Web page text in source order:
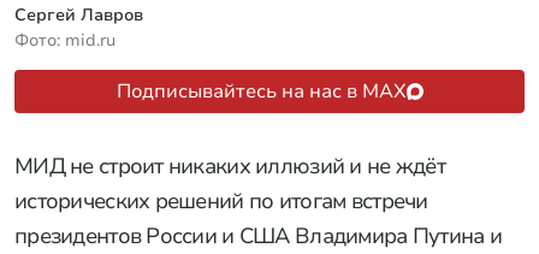
Сергей Лавров
Фото: mid.ru
Подписывайтесь на нас в MAX
МИД не строит никаких иллюзий и не ждёт
исторических решений по итогам встречи
президентов России и США Владимира Путина и